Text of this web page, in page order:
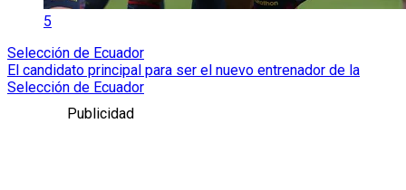
5
Selección de Ecuador
El candidato principal para ser el nuevo entrenador de la
Selección de Ecuador
Publicidad